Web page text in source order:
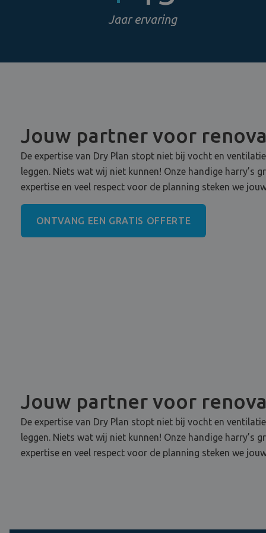
Jaar ervaring
Jouw partner voor
De expertise van Dry Plan stopt niet bij vocht en
leggen. Niets wat wij niet kunnen! Onze handige
expertise en veel respect voor de planning steken we
ONTVANG EEN GRATIS OFFERTE
Jouw partner voor
De expertise van Dry Plan stopt niet bij vocht en
leggen. Niets wat wij niet kunnen! Onze handige
expertise en veel respect voor de planning steken we